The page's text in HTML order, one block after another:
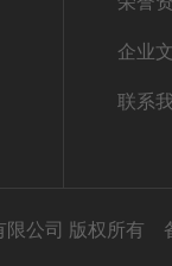
企业
联系
限公司 版权所有